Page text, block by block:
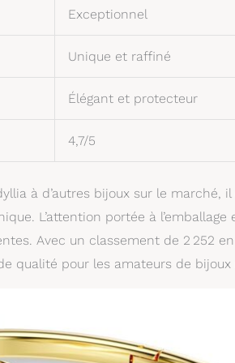
Exceptionnel
Unique et raffiné
Élégant et protecteur
4,7/5
à d’autres bijoux sur le marché,
L’attention portée à
Avec un classement de 2 252
qualité pour les amateurs de bijoux